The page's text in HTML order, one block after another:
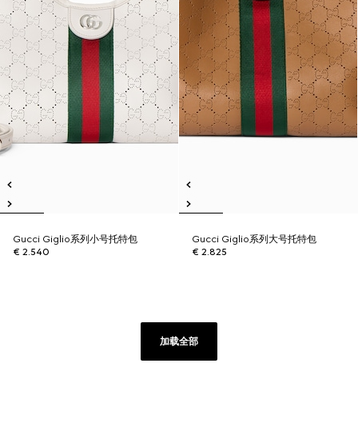
Gucci Giglio系列小号托特包
€ 2.540
Gucci Giglio系列大号托特包
€ 2.825
加载全部